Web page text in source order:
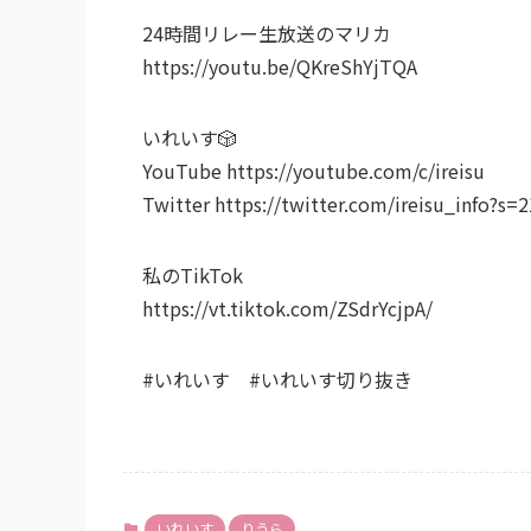
24時間リレー生放送のマリカ
https://youtu.be/QKreShYjTQA
いれいす🎲
YouTube https://youtube.com/c/ireisu
Twitter https://twitter.com/
私のTikTok
https://vt.tiktok.com/ZSdrYcjpA/
#いれいす #いれいす切り抜き